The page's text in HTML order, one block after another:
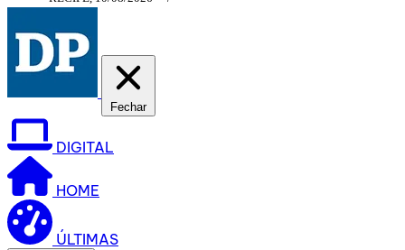
Fechar
DIGITAL
HOME
ÚLTIMAS